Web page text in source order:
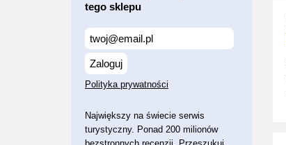
tego sklepu
Zaloguj
Polityka prywatności
Największy na świecie serwis
turystyczny. Ponad 200 milionów